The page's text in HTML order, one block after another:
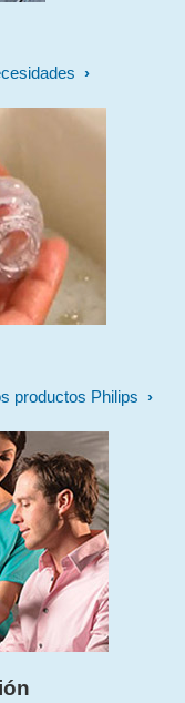
productos Philips